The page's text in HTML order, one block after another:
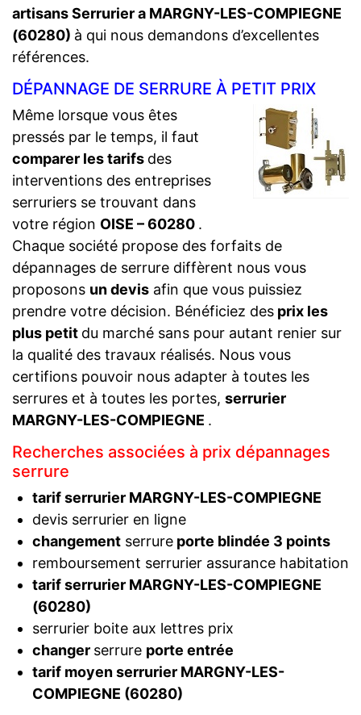
artisans Serrurier a MARGNY-LES-COMPIEGNE
(60280) à qui nous demandons d’excellentes
références.
DÉPANNAGE DE SERRURE À PETIT PRIX
Même lorsque vous êtes
pressés par le temps, il faut
comparer les tarifs des
interventions des entreprises
serruriers se trouvant dans
votre région OISE – 60280 .
Chaque société propose des forfaits de
dépannages de serrure diffèrent nous vous
proposons un devis afin que vous puissiez
prendre votre décision. Bénéficiez des prix les
plus petit du marché sans pour autant renier sur
la qualité des travaux réalisés. Nous vous
certifions pouvoir nous adapter à toutes les
serrures et à toutes les portes, serrurier
MARGNY-LES-COMPIEGNE .
Recherches associées à prix dépannages
serrure
tarif serrurier MARGNY-LES-COMPIEGNE
devis serrurier en ligne
changementserrureporte blindée 3 points
remboursement serrurier assurance habitation
tarif serrurier MARGNY-LES-COMPIEGNE
(60280)
serrurier boite aux lettres prix
changer serrure porte entrée
tarif moyen serrurier MARGNY-LES-
COMPIEGNE (60280)